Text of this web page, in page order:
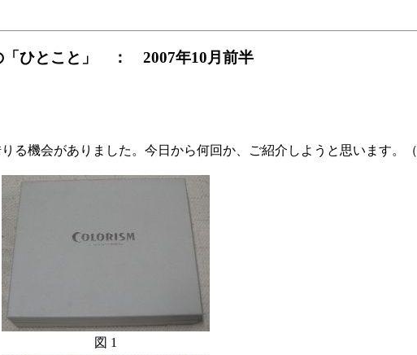
「ひとこと」 ： 2007年10月前半
機会がありました。今日から何回か、ご紹介しようと思います。（
図 1